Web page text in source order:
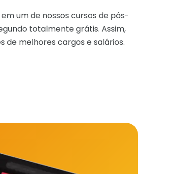
um de nossos cursos de pós-
totalmente grátis. Assim,
de melhores cargos e salários.